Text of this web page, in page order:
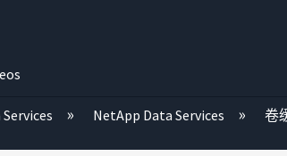
NetApp Data Services 卷